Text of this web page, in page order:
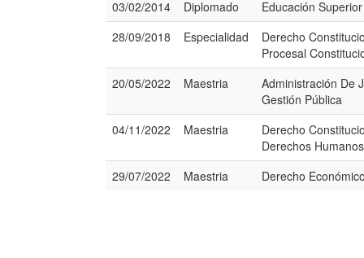
03/02/2014
Diplomado
Educación Superior
28/09/2018
Especialidad
Derecho
Procesal
20/05/2022
Maestria
Administración De
Gestión Pública
04/11/2022
Maestria
Derecho
Derechos Humanos
29/07/2022
Maestria Derecho